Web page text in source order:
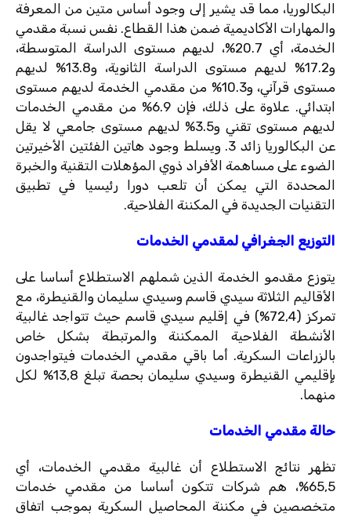
البكالوريا، مما قد يشير إلى وجود أساس متين من المعرفة
والمهارات الأكاديمية ضمن هذا القطاع. نفس نسبة مقدمي
الخدمة، أي 20.7%، لديهم مستوى الدراسة المتوسطة،
و17.2% لديهم مستوى الدراسة الثانوية، و13.8% لديهم
مستوى قرآني، و10.3% من مقدمي الخدمة لديهم مستوى
ابتدائي. علاوة على ذلك، فإن 6.9% من مقدمي الخدمات
لديهم مستوى تقني و3.5% لديهم مستوى جامعي لا يقل
عن البكالوريا زائد 3. ويسلط وجود هاتين الفئتين الأخيرتين
الضوء على مساهمة الأفراد ذوي المؤهلات التقنية والخبرة
المحددة التي يمكن أن تلعب دورا رئيسيا في تطبيق
التقنيات الجديدة في المكننة الفلاحية.
التوزيع الجغرافي لمقدمي الخدمات
يتوزع مقدمو الخدمة الذين شملهم الاستطلاع أساسا على
الأقاليم الثلاثة سيدي قاسم وسيدي سليمان والقنيطرة، مع
تمركز (72,4%) في إقليم سيدي قاسم حيث تتواجد غالبية
الأنشطة الفلاحية الممكننة والمرتبطة بشكل خاص
بالزراعات السكرية. أما باقي مقدمي الخدمات فيتواجدون
بإقليمي القنيطرة وسيدي سليمان بحصة تبلغ 13,8% لكل
منهما.
حالة مقدمي الخدمات
تظهر نتائج الاستطلاع أن غالبية مقدمي الخدمات، أي
65,5%، هم شركات تتكون أساسا من مقدمي خدمات
متخصصين في مكننة المحاصيل السكرية بموجب اتفاق